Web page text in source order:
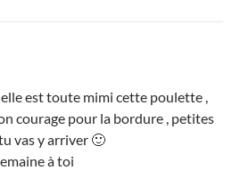
est toute mimi cette poulette ,
courage pour la bordure , petites
vas y arriver 🙂
à toi